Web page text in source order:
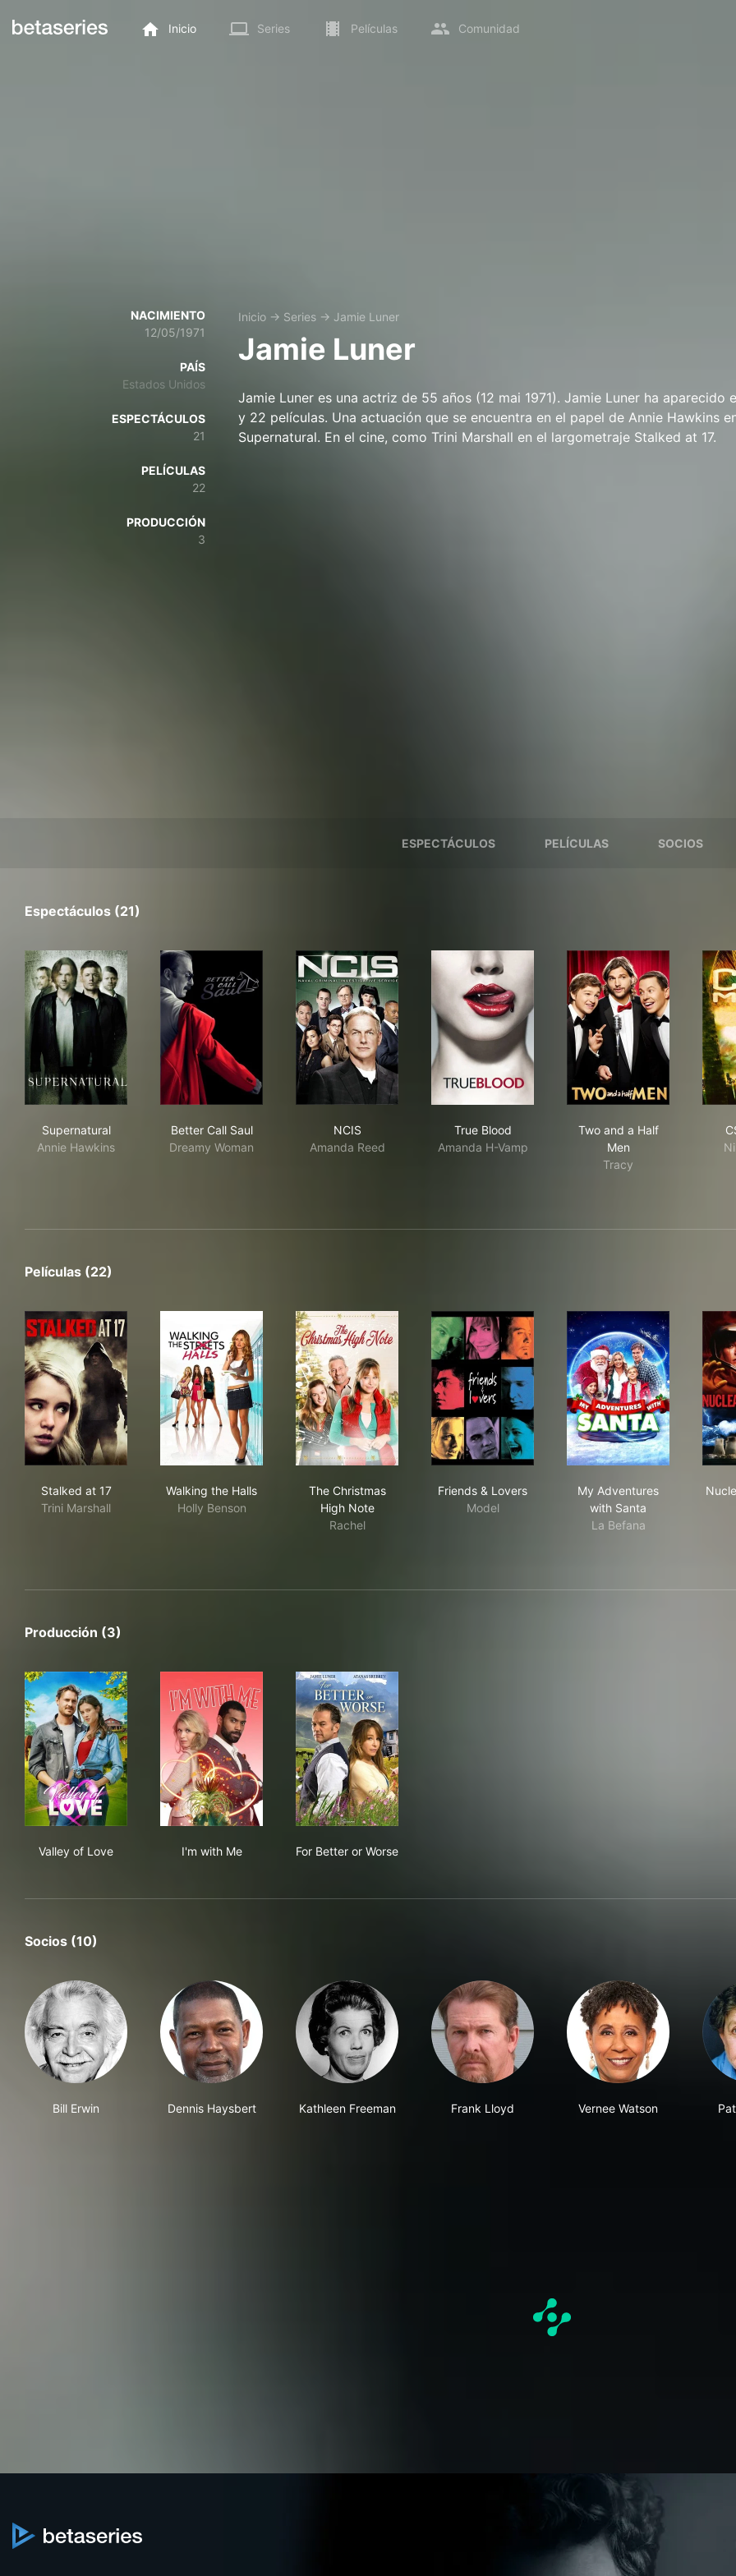
Inicio Series Películas Comunidad
NACIMIENTO
12/05/1971
PAÍS
Estados Unidos
ESPECTÁCULOS
21
PELÍCULAS
22
PRODUCCIÓN
3
Inicio → Series → Jamie Luner
Jamie Luner
Jamie Luner es una actriz de 55 años (12 mai 1971). Jamie Luner ha aparecido
y 22 películas. Una actuación que se encuentra en el papel de Annie Hawkins
Supernatural. En el cine, como Trini Marshall en el largometraje Stalked at 17.
ESPECTÁCULOS PELÍCULAS SOCIOS
Espectáculos (21)
Supernatural
Annie Hawkins
Better Call Saul
Dreamy Woman
NCIS
Amanda Reed
True Blood
Amanda H-Vamp
Two and a Half
Men
Tracy
Películas (22)
Stalked at 17
Trini Marshall
Walking the Halls
Holly Benson
The Christmas
High Note
Rachel
Friends & Lovers
Model
My Adventures
with Santa
La Befana
Producción (3)
Valley of Love
I'm with Me
For Better or Worse
Socios (10)
Bill Erwin Dennis Haysbert Kathleen Freeman Frank Lloyd Vernee Watson